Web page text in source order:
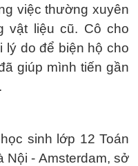
việc thường xuyên
vật liệu cũ. Cô cho
lý do để biện hộ cho
giúp mình tiến gần
sinh lớp 12 Toán
Nội - Amsterdam, sở